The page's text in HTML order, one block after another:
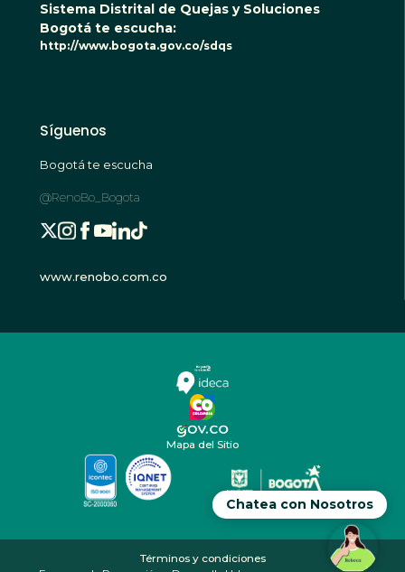
Chatea con Nosotros
Sistema Distrital de Quejas y Soluciones
Bogotá te escucha:
http://www.bogota.gov.co/sdqs
Síguenos
Bogotá te escucha
@RenoBo_Bogota
www.renobo.com.co
Mapa del Sitio
Términos y condiciones